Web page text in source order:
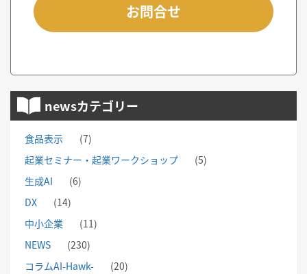
お問合せ
newsカテゴリー
食品表示
(7)
起業セミナー・起業ワークショップ
(5)
生成AI
(6)
DX
(14)
中小企業
(11)
NEWS
(230)
コラムAI-Hawk-
(20)